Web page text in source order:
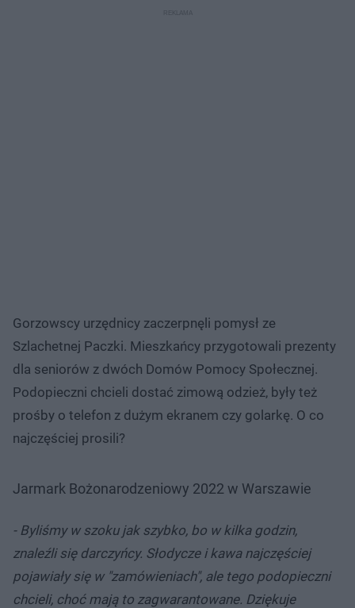
Gorzowscy urzędnicy zaczerpnęli pomysł ze
Szlachetnej Paczki. Mieszkańcy przygotowali prezenty
dla seniorów z dwóch Domów Pomocy Społecznej.
Podopieczni chcieli dostać zimową odzież, były też
prośby o telefon z dużym ekranem czy golarkę. O co
najczęściej prosili?
Jarmark Bożonarodzeniowy 2022 w Warszawie
- Byliśmy w szoku jak szybko, bo w kilka godzin,
znaleźli się darczyńcy. Słodycze i kawa najczęściej
pojawiały się w "zamówieniach", ale tego podopieczni
chcieli, choć mają to zagwarantowane. Dziękuje